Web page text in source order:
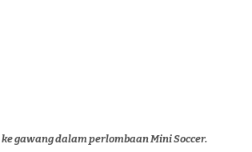
gawang dalam perlombaan Mini Soccer.